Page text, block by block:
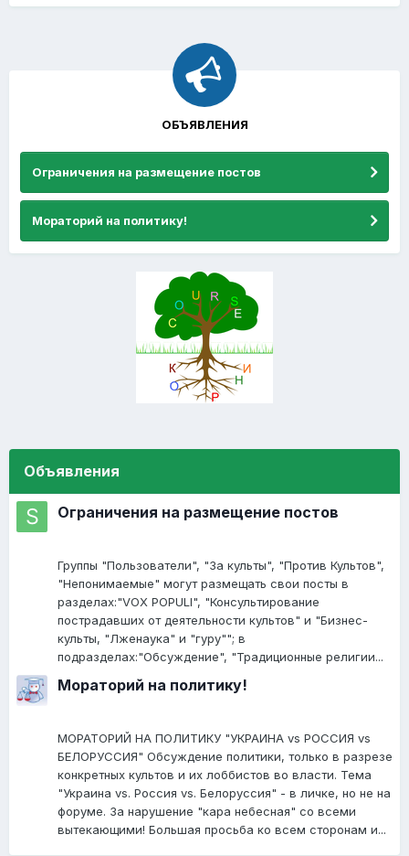
ОБЪЯВЛЕНИЯ
Ограничения на размещение постов
Мораторий на политику!
Объявления
Ограничения на размещение постов
Группы "Пользователи", "За культы", "Против Культов",
"Непонимаемые" могут размещать свои посты в
разделах:"VOX POPULI", "Консультирование
пострадавших от деятельности культов" и "Бизнес-
культы, "Лженаука" и "гуру""; в
подразделах:"Обсуждение", "Традиционные религии...
Мораторий на политику!
МОРАТОРИЙ НА ПОЛИТИКУ "УКРАИНА vs РОССИЯ vs
БЕЛОРУССИЯ" Обсуждение политики, только в разрезе
конкретных культов и их лоббистов во власти. Тема
"Украина vs. Россия vs. Белоруссия" - в личке, но не на
форуме. За нарушение "кара небесная" со всеми
вытекающими! Большая просьба ко всем сторонам и...